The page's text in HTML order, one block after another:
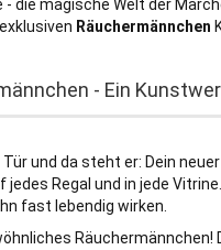
- die magische Welt der
Räuchermännchen
- Ein
und da steht er: Dein
Regal und in jede
fast lebendig wirken.